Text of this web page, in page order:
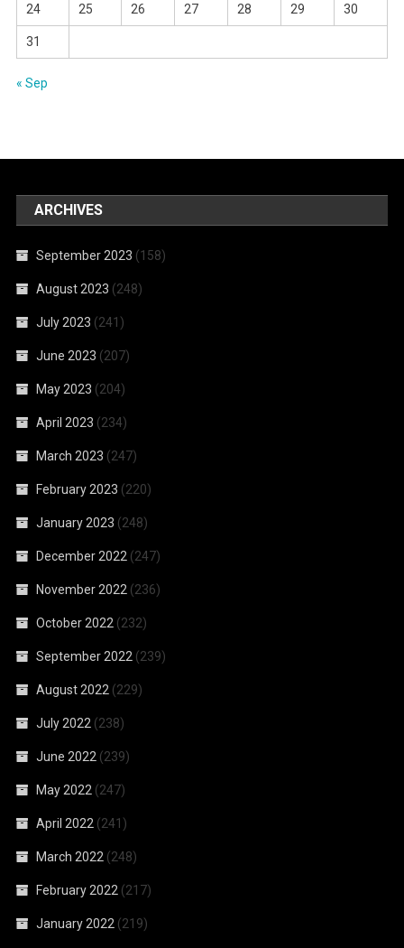
24 25 26 27 28 29 30
31
« Sep
ARCHIVES
September 2023 (158)
August 2023 (248)
July 2023 (241)
June 2023 (207)
May 2023 (204)
April 2023 (234)
March 2023 (247)
February 2023 (220)
January 2023 (248)
December 2022 (247)
November 2022 (236)
October 2022 (232)
September 2022 (239)
August 2022 (229)
July 2022 (238)
June 2022 (239)
May 2022 (247)
April 2022 (241)
March 2022 (248)
February 2022 (217)
January 2022 (219)